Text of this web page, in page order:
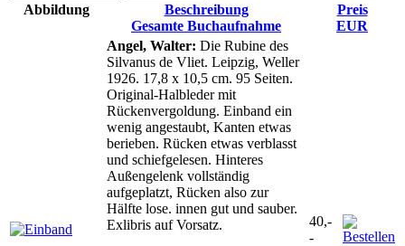
Abbildung
Beschreibung
Gesamte Buchaufnahme
Preis
EUR
Angel, Walter: Die Rubine des
Silvanus de Vliet. Leipzig, Weller
1926. 17,8 x 10,5 cm. 95 Seiten.
Original-Halbleder mit
Rückenvergoldung. Einband ein
wenig angestaubt, Kanten etwas
berieben. Rücken etwas verblasst
und schiefgelesen. Hinteres
Außengelenk vollständig
aufgeplatzt, Rücken also zur
Hälfte lose. innen gut und sauber.
Exlibris auf Vorsatz.
40,-
-